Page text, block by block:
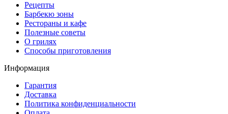
Рецепты
Барбекю зоны
Рестораны и кафе
Полезные советы
О грилях
Способы приготовления
Информация
Гарантия
Доставка
Политика конфиденциальности